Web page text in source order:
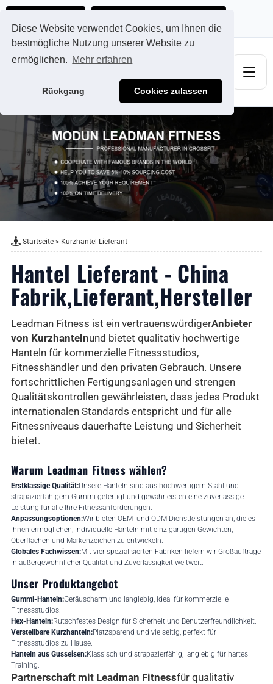
Diese Website verwendet Cookies, um Ihnen die
bestmögliche Nutzung unserer Website zu
ermöglichen. Mehr erfahren
Rückgang Cookies zulassen
Startseite> Kurzhantel-Lieferant
Hantel Lieferant - China
Fabrik,Lieferant,Hersteller
Leadman Fitness ist ein vertrauenswürdigerAnbieter
von Kurzhantelnund bietet qualitativ hochwertige
Hanteln für kommerzielle Fitnessstudios,
Fitnesshändler und den privaten Gebrauch. Unsere
fortschrittlichen Fertigungsanlagen und strengen
Qualitätskontrollen gewährleisten, dass jedes Produkt
internationalen Standards entspricht und für alle
Fitnessniveaus dauerhafte Leistung und Sicherheit
bietet.
Warum Leadman Fitness wählen?
Erstklassige Qualität:Unsere Hanteln sind aus hochwertigem Stahl und
strapazierfähigem Gummi gefertigt und gewährleisten eine zuverlässige
Leistung für alle Ihre Fitnessanforderungen.
Anpassungsoptionen:Wir bieten OEM- und ODM-Dienstleistungen an, die es
Ihnen ermöglichen, individuelle Hanteln mit einzigartigen Gewichten,
Oberflächen und Markenzeichen zu entwickeln.
Globales Fachwissen:Mit vier spezialisierten Fabriken liefern wir Großaufträge
in außergewöhnlicher Qualität und Zuverlässigkeit weltweit.
Unser Produktangebot
Gummi-Hanteln:Geräuscharm und langlebig, ideal für kommerzielle
Fitnessstudios.
Hex-Hanteln:Rutschfestes Design für Sicherheit und Benutzerfreundlichkeit.
Verstellbare Kurzhanteln:Platzsparend und vielseitig, perfekt für
Fitnessstudios zu Hause.
Hanteln aus Gusseisen:Klassisch und strapazierfähig, langlebig für hartes
Training.
Partnerschaft mit Leadman Fitnessfür qualitativ